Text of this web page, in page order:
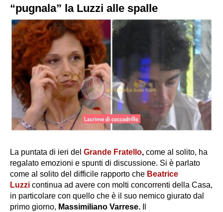
“pugnala” la Luzzi alle spalle
La puntata di ieri del Grande Fratello, come al solito, ha
regalato emozioni e spunti di discussione. Si è parlato
come al solito del difficile rapporto che Beatrice
Luzzi continua ad avere con molti concorrenti della Casa,
in particolare con quello che è il suo nemico giurato dal
primo giorno, Massimiliano Varrese.